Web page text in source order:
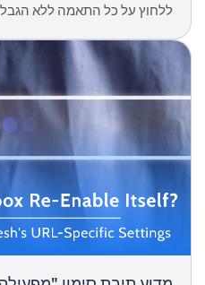
ללחוץ על כל התאמה ללא